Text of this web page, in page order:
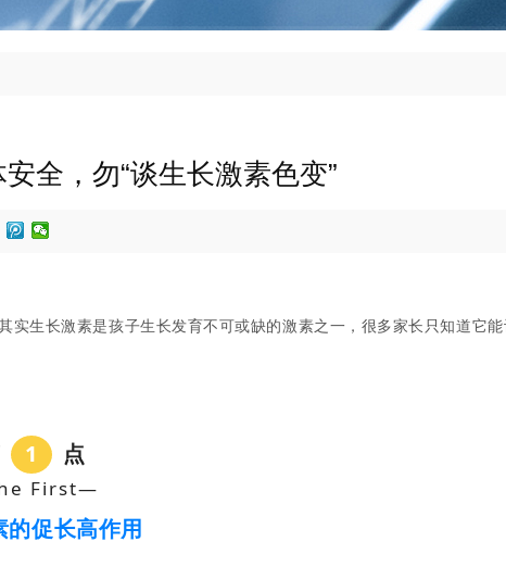
全，勿“谈生长激素色变”
生长激素是孩子生长发育不可或缺的激素之一，很多家长只知道它能
1 点
First—
的促长高作用